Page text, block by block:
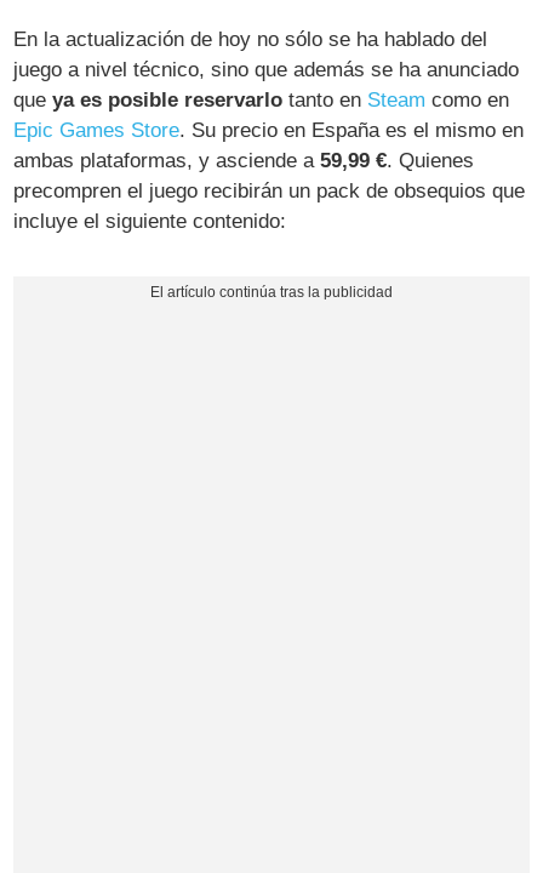
En la actualización de hoy no sólo se ha hablado del
juego a nivel técnico, sino que además se ha anunciado
queya es posible reservarlo tanto en Steam como en
Epic Games Store. Su precio en España es el mismo en
ambas plataformas, y asciende a59,99 €. Quienes
precompren el juego recibirán un pack de obsequios que
incluye el siguiente contenido: